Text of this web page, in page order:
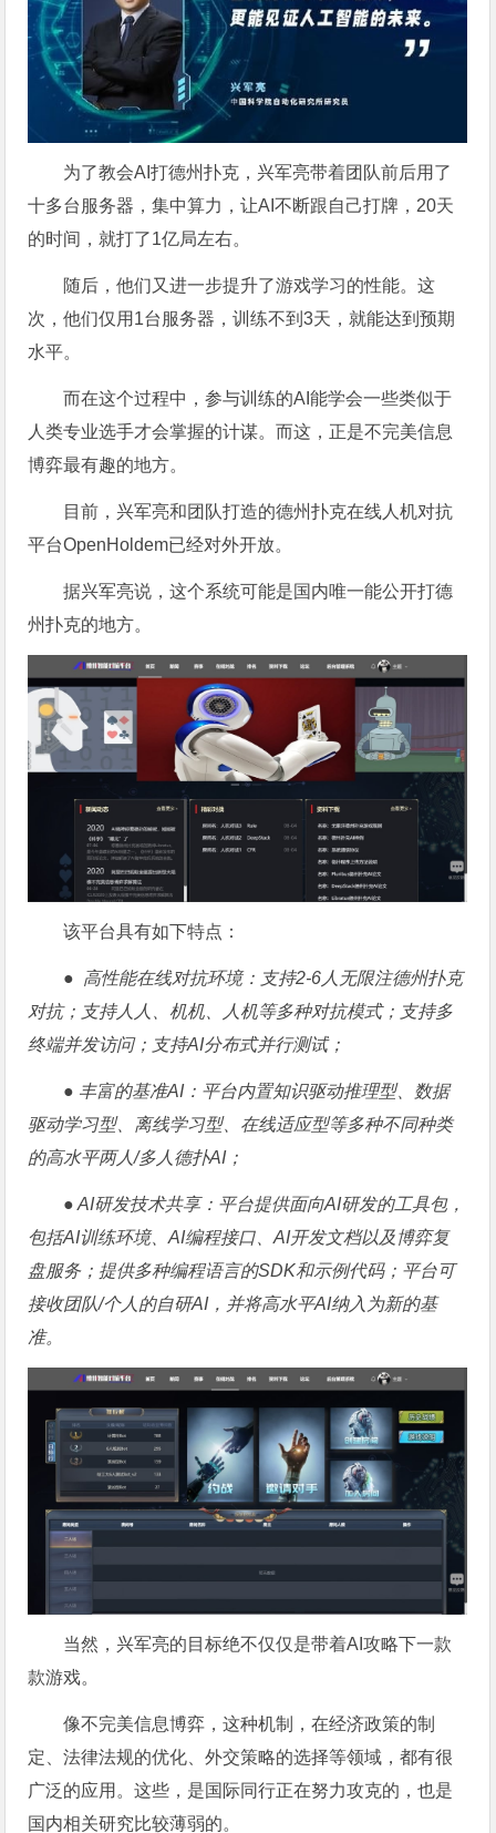
为了教会AI打德州扑克，兴军亮带着团队前后用了
十多台服务器，集中算力，让AI不断跟自己打牌，20天
的时间，就打了1亿局左右。
随后，他们又进一步提升了游戏学习的性能。这
次，他们仅用1台服务器，训练不到3天，就能达到预期
水平。
而在这个过程中，参与训练的AI能学会一些类似于
人类专业选手才会掌握的计谋。而这，正是不完美信息
博弈最有趣的地方。
目前，兴军亮和团队打造的德州扑克在线人机对抗
平台OpenHoldem已经对外开放。
据兴军亮说，这个系统可能是国内唯一能公开打德
州扑克的地方。
该平台具有如下特点：
● 高性能在线对抗环境：支持2-6人无限注德州扑克
对抗；支持人人、机机、人机等多种对抗模式；支持多
终端并发访问；支持AI分布式并行测试；
● 丰富的基准AI：平台内置知识驱动推理型、数据
驱动学习型、离线学习型、在线适应型等多种不同种类
的高水平两人/多人德扑AI；
● AI研发技术共享：平台提供面向AI研发的工具包，
包括AI训练环境、AI编程接口、AI开发文档以及博弈复
盘服务；提供多种编程语言的SDK和示例代码；平台可
接收团队/个人的自研AI，并将高水平AI纳入为新的基
准。
当然，兴军亮的目标绝不仅仅是带着AI攻略下一款
款游戏。
像不完美信息博弈，这种机制，在经济政策的制
定、法律法规的优化、外交策略的选择等领域，都有很
广泛的应用。这些，是国际同行正在努力攻克的，也是
国内相关研究比较薄弱的。